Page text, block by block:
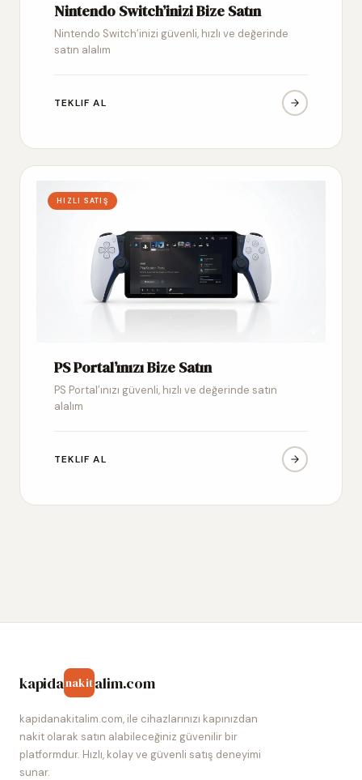
Nintendo Switch’inizi Bize Satın
Nintendo Switch’inizi güvenli, hızlı ve değerinde
satın alalım
TEKLIF AL
HIZLI SATIŞ
PS Portal’ınızı Bize Satın
PS Portal’ınızı güvenli, hızlı ve değerinde satın
alalım
TEKLIF AL
kapidanakitalim.com
kapidanakitalim.com, ile cihazlarınızı kapınızdan
nakit olarak satın alabileceğiniz güvenilir bir
platformdur. Hızlı, kolay ve güvenli satış deneyimi
sunar.